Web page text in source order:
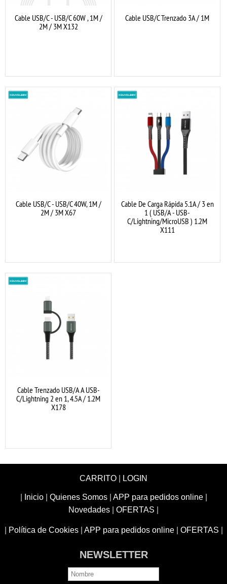
Cable USB/C - USB/C 60W , 1M /
2M / 3M X132
Cable USB/C Trenzado 3A / 1M
Cable USB/C - USB/C 40W, 1M /
2M / 3M X67
Cable De Carga Rápida 5.1A / 3 en
1 ( USB/A - USB-
C/Lightning/MicroUSB ) 1.2M
X111
Cable Trenzado USB/A A USB-
C/Lightning 2 en 1, 4.5A / 1.2M
X178
CARRITO LOGIN
Inicio Quienes Somos APP para pedidos online
Novedades
OFERTAS
Política de Cookies APP para pedidos online OFERTAS
NEWSLETTER